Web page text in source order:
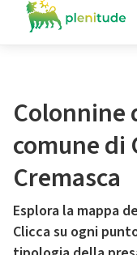
Colonnine
comune di
Cremasca
Esplora la mappa
Clicca su ogni